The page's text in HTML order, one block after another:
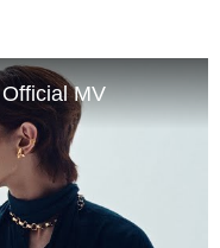
Official MV